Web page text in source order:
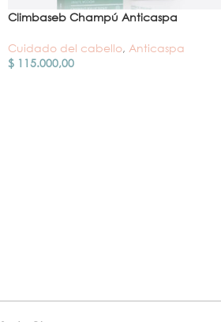
Climbaseb Champú Anticaspa
Cuidado del cabello, Anticaspa
$ 115.000,00